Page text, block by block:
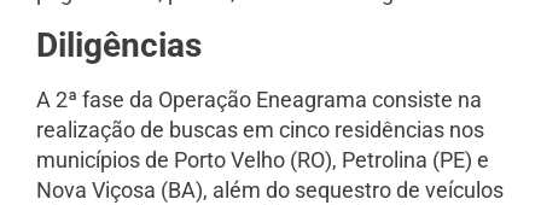
Diligências
A 2ª fase da Operação Eneagrama consiste na
realização de buscas em cinco residências nos
municípios de Porto Velho (RO), Petrolina (PE) e
Nova Viçosa (BA), além do sequestro de veículos